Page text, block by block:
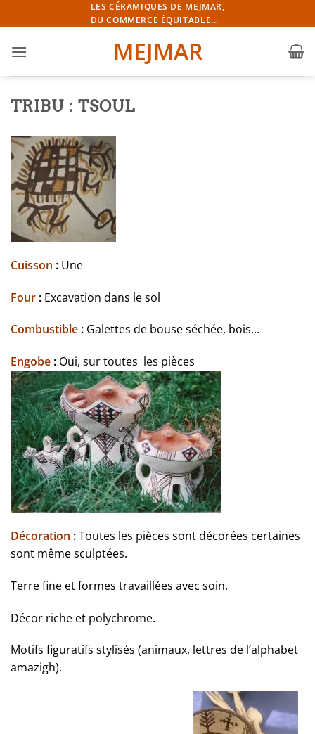
au
LES CÉRAMIQUES DE MEJMAR,
DU COMMERCE ÉQUITABLE...
MEJMAR
TRIBU : TSOUL
Cuisson : Une
Four : Excavation dans le sol
Combustible : Galettes de bouse séchée, bois…
Engobe : Oui, sur toutes les pièces
Décoration :Toutes les pièces sont décorées certaines
sont même sculptées.
Terre fine et formes travaillées avec soin.
Décor riche et polychrome.
Motifs figuratifs stylisés (animaux, lettres de l’alphabet
amazigh).